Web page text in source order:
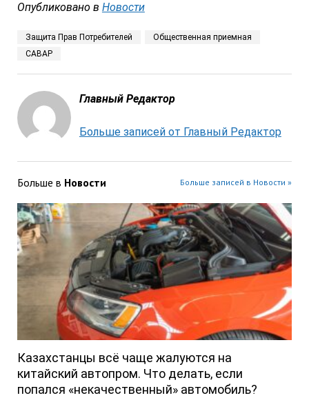
Опубликовано в Новости
Защита Прав Потребителей
Общественная приемная
САВАР
Главный Редактор
Больше записей от Главный Редактор
Больше в Новости Больше записей в Новости »
Казахстанцы всё чаще жалуются на
китайский автопром. Что делать, если
попался «некачественный» автомобиль?